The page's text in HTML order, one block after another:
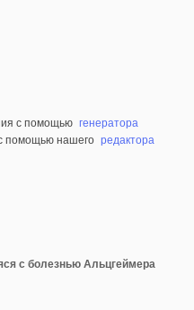
с помощью генератора
помощью нашего редактора
с болезнью Альцгеймера